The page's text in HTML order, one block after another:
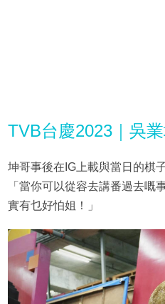
TVB台慶2023｜吳
坤哥事後在IG上載與當日的棋
「當你可以從容去講番過去嘅
實有乜好怕姐！」